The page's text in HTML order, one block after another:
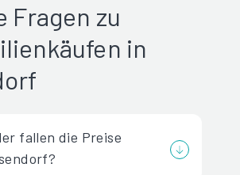
Fragen zu
in
fallen die Preise